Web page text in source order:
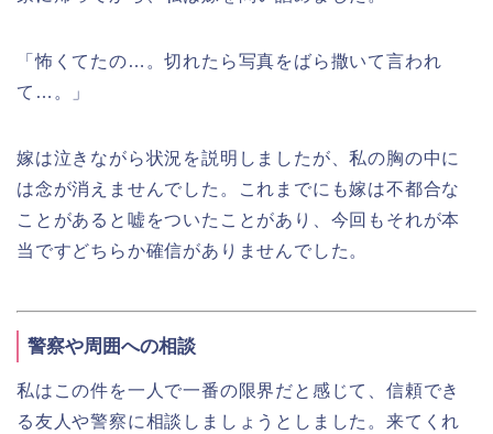
「怖くてたの…。切れたら写真をばら撒いて言われ
て…。」
嫁は泣きながら状況を説明しましたが、私の胸の中に
は念が消えませんでした。これまでにも嫁は不都合な
ことがあると嘘をついたことがあり、今回もそれが本
当ですどちらか確信がありませんでした。
警察や周囲への相談
私はこの件を一人で一番の限界だと感じて、信頼でき
る友人や警察に相談しましょうとしました。来てくれ